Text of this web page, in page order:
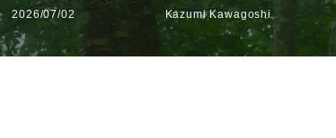
2026/07/02 Kazumi Kawagoshi